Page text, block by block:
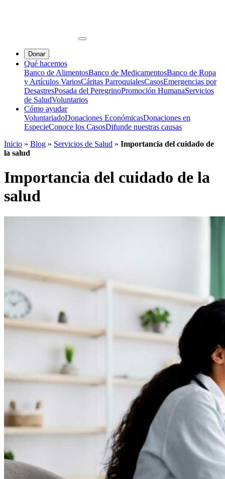
Donar
Qué hacemos
Banco de AlimentosBanco de MedicamentosBanco de Ropa
y Artículos VariosCáritas ParroquialesCasosEmergencias por
DesastresPosada del PeregrinoPromoción HumanaServicios
de SaludVoluntarios
Cómo ayudar
VoluntariadoDonaciones EconómicasDonaciones en
EspecieConoce los CasosDifunde nuestras causas
Inicio » Blog » Servicios de Salud » Importancia del cuidado de
la salud
Importancia del cuidado de la
salud